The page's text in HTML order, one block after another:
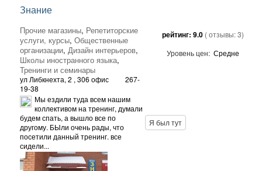
Знание
Прочие магазины, Репетиторские
услуги, курсы, Общественные
организации, Дизайн интерьеров,
Школы иностранного языка,
Тренинги и семинары
ул Либкнехта, 2 , 306 офис
267-
19-38
рейтинг: 9.0 ( отзывы:3)
Уровень цен: Средне
Мы ездили туда всем нашим
коллективом на тренинг, думали
будем спать, а вышло все по
другому. БЫли очень рады, что
посетили данный тренинг. все
сидели...
Я был тут